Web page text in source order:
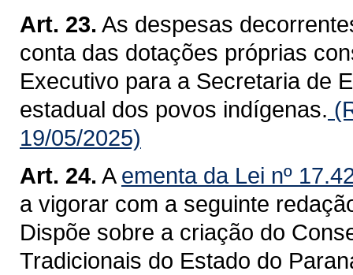
Art. 23. As despesas
conta das dotações próprias
Executivo para a Secretaria de
estadual dos povos indígenas.
19/05/2025)
Art. 24. A ementa da Lei nº
a vigorar com a seguinte
Dispõe sobre a criação do
Tradicionais do Estado do